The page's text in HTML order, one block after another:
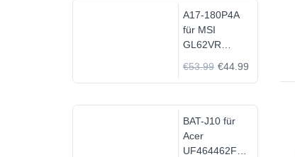
A17-180P4A
für MSI
GL62VR
€53.99 €44.99
BAT-J10 für
Acer
UF464462F